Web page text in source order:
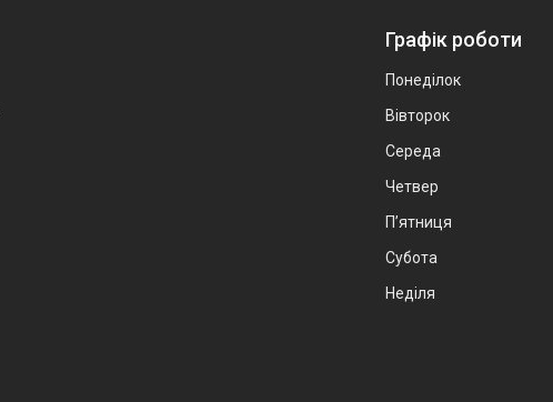
Графік роботи
Понеділок
Вівторок
Середа
Четвер
Пʼятниця
Субота
Неділя